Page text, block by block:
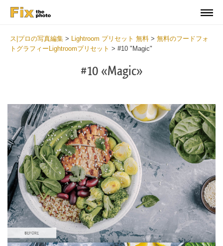
ス|プロの写真編集 > Lightroom プリセット 無料 > 無料のフードフォ
トグラフィーLightroomプリセット > #10 "Magic"
#10 «Magic»
選んでください